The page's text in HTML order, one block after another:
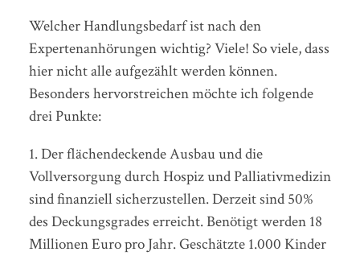
Welcher Handlungsbedarf ist nach den
Expertenanhörungen wichtig? Viele! So viele, dass
hier nicht alle aufgezählt werden können.
Besonders hervorstreichen möchte ich folgende
drei Punkte:
1. Der flächendeckende Ausbau und die
Vollversorgung durch Hospiz und Palliativmedizin
sind finanziell sicherzustellen. Derzeit sind 50%
des Deckungsgrades erreicht. Benötigt werden 18
Millionen Euro pro Jahr. Geschätzte 1.000 Kinder